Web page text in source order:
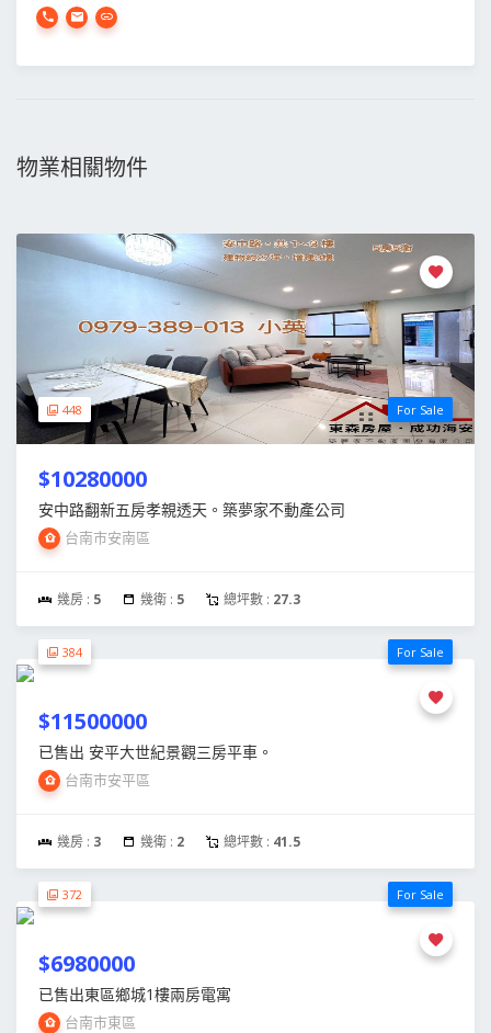
物業相關物件
448 For Sale
$10280000
安中路翻新五房孝親透天。築夢家不動產公司
台南市安南區
幾房 : 5 幾衛 : 5 總坪數 : 27.3
384 For Sale
$11500000
已售出 安平大世紀景觀三房平車。
台南市安平區
幾房 : 3 幾衛 : 2 總坪數 : 41.5
372 For Sale
$6980000
已售出東區鄉城1樓兩房電寓
台南市東區